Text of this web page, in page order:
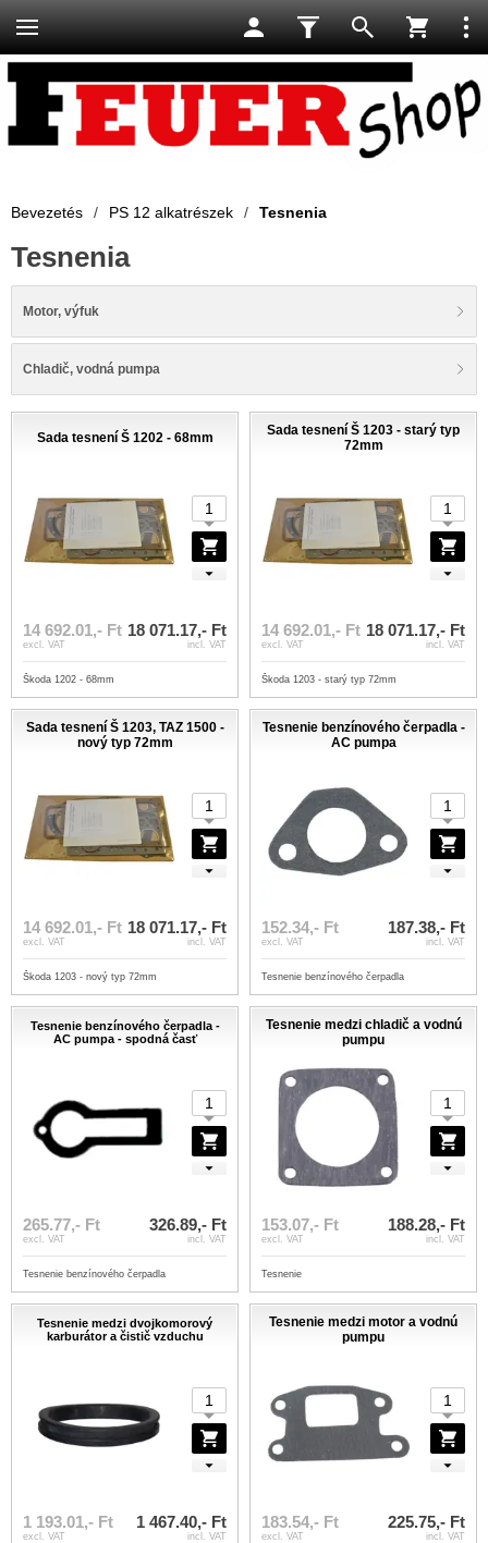
Bevezetés / PS 12 alkatrészek / Tesnenia
Tesnenia
Motor, výfuk
Chladič, vodná pumpa
Sada tesnení Š 1202 - 68mm
14 692.01,- Ft
excl. VAT
18 071.17,- Ft
incl. VAT
Škoda 1202 - 68mm
Sada tesnení Š 1203 - starý typ
72mm
14 692.01,- Ft
excl. VAT
18 071.17,- Ft
incl. VAT
Škoda 1203 - starý typ 72mm
Sada tesnení Š 1203, TAZ 1500 -
nový typ 72mm
14 692.01,- Ft
excl. VAT
18 071.17,- Ft
incl. VAT
Škoda 1203 - nový typ 72mm
Tesnenie benzínového čerpadla -
AC pumpa
152.34,- Ft
excl. VAT
187.38,- Ft
incl. VAT
Tesnenie benzínového čerpadla
Tesnenie benzínového čerpadla -
AC pumpa - spodná časť
265.77,- Ft
excl. VAT
326.89,- Ft
incl. VAT
Tesnenie benzínového čerpadla
Tesnenie medzi chladič a vodnú
pumpu
153.07,- Ft
excl. VAT
188.28,- Ft
incl. VAT
Tesnenie
Tesnenie medzi dvojkomorový
karburátor a čistič vzduchu
1 193.01,- Ft
excl. VAT
1 467.40,- Ft
incl. VAT
Tesnenie medzi motor a vodnú
pumpu
183.54,- Ft
excl. VAT
225.75,- Ft
incl. VAT